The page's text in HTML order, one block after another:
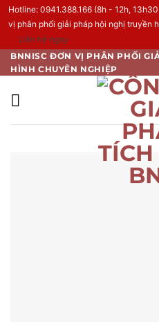
Hotline: 0941.388.166 (8h - 12h,
vị phân phối giải pháp hội nghị truyền
Liên hệ ngay
Skip
to
content
BNNISC ĐƠN VỊ PHÂN PHỐI
HÌNH CHUYÊN NGHIỆP